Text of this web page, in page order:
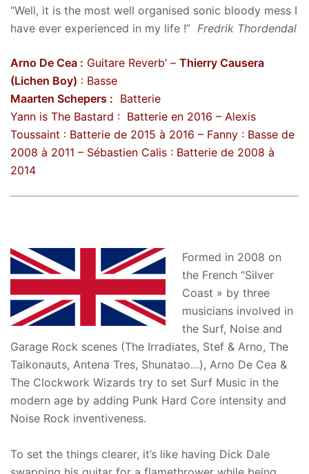
“Well, it is the most well organised sonic bloody mess I
have ever experienced in my life !” Fredrik Thordendal
Arno De Cea : Guitare Reverb’ – Thierry Causera
(Lichen Boy) : Basse
Maarten Schepers : Batterie
Yann is The Bastard : Batterie en 2016 – Alexis
Toussaint : Batterie de 2015 à 2016 – Fanny : Basse de
2008 à 2011 – Sébastien Calis : Batterie de 2008 à
2014
Formed in 2008 on
the French “Silver
Coast » by three
musicians involved in
the Surf, Noise and
Garage Rock scenes (The Irradiates, Stef & Arno, The
Taikonauts, Antena Tres, Shunatao…), Arno De Cea &
The Clockwork Wizards try to set Surf Music in the
modern age by adding Punk Hard Core intensity and
Noise Rock inventiveness.
To set the things clearer, it’s like having Dick Dale